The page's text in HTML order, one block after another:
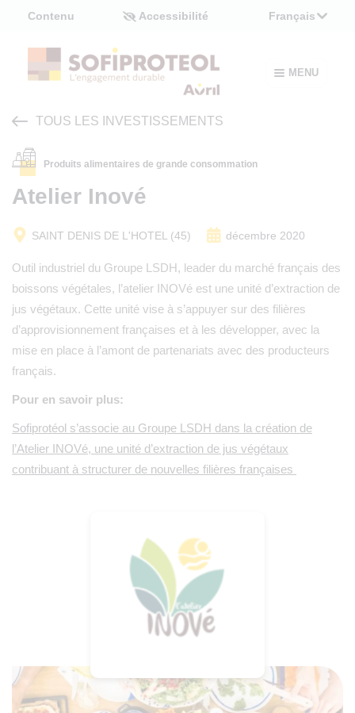
Contenu Accessibilité Français
MENU
TOUS LES INVESTISSEMENTS
Produits alimentaires de grande consommation
Atelier Inové
SAINT DENIS DE L'HOTEL (45) décembre 2020
Outil industriel du Groupe LSDH, leader du marché français des
boissons végétales, l’atelier INOVé est une unité d’extraction de
jus végétaux. Cette unité vise à s’appuyer sur des filières
d’approvisionnement françaises et à les développer, avec la
mise en place à l’amont de partenariats avec des producteurs
français.
Pour en savoir plus:
Sofiprotéol s’associe au Groupe LSDH dans la création de
l’Atelier INOVé, une unité d’extraction de jus végétaux
contribuant à structurer de nouvelles filières françaises